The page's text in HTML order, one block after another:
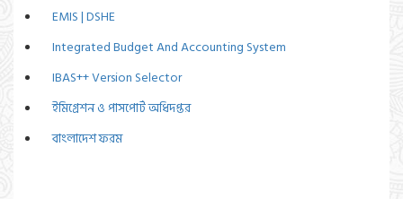
EMIS | DSHE
Integrated Budget And Accounting System
IBAS++ Version Selector
ইমিগ্রেশন ও পাসপোর্ট অধিদপ্তর
বাংলাদেশ ফরম